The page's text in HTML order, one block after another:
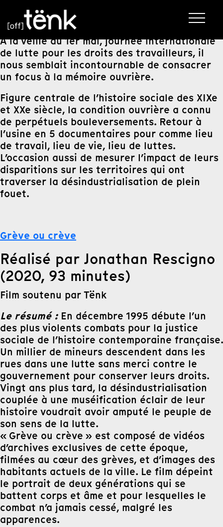
A la veille du 1er mai, journée internationale
de lutte pour les droits des travailleurs, il
nous semblait incontournable de consacrer
un focus à la mémoire ouvrière.
Figure centrale de l’histoire sociale des XIXe
et XXe siècle, la condition ouvrière a connu
de perpétuels bouleversements. Retour à
l’usine en 5 documentaires pour comme lieu
de travail, lieu de vie, lieu de luttes.
L’occasion aussi de mesurer l’impact de leurs
disparitions sur les territoires qui ont
traverser la désindustrialisation de plein
fouet.
Grève ou crève
Réalisé par Jonathan Rescigno
(2020, 93 minutes)
Film soutenu par Tënk
Le résumé : En décembre 1995 débute l’un
des plus violents combats pour la justice
sociale de l’histoire contemporaine française.
Un millier de mineurs descendent dans les
rues dans une lutte sans merci contre le
gouvernement pour conserver leurs droits.
Vingt ans plus tard, la désindustrialisation
couplée à une muséification éclair de leur
histoire voudrait avoir amputé le peuple de
son sens de la lutte.
« Grève ou crève » est composé de vidéos
d’archives exclusives de cette époque,
filmées au cœur des grèves, et d’images des
habitants actuels de la ville. Le film dépeint
le portrait de deux générations qui se
battent corps et âme et pour lesquelles le
combat n’a jamais cessé, malgré les
apparences.